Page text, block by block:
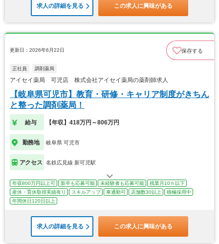
求人の詳細を見る この求人に興味がある
更新日：2026年6月22日 保存する
正社員 調剤薬局
アイセイ薬局 可児店 株式会社アイセイ薬局の薬剤師求人
【岐阜県可児市】教育・研修・キャリア制度がきちん
と整った調剤薬局！
給与 【年収】418万円～806万円
勤務地 岐阜県 可児市
アクセス 名鉄広見線 新可児駅
年収800万円以上可 新卒も応募可能 未経験者も応募可能
残業月10ｈ以下
産休・育休取得実績有り
スキルアップ 車通勤可 店舗数30以上
積極採用中
年間休日120日以上
求人の詳細を見る この求人に興味がある